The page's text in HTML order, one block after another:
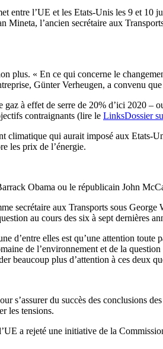
l’UE et les Etats-Unis les 9 et 10
l’ancien secrétaire aux
plus. « En ce qui concerne le
Günter Verheugen, a convenu
à effet de serre de 20% d’ici 2020 –
contraignants (lire le LinksDossier
qui aurait imposé aux Etats-
les prix de l’énergie.
Obama ou le républicain John
aux Transports sous George
au cours des six à sept dernières
d’entre elles est qu’une attention toute
de l’environnement et de la
plus d’attention à ces deux
s’assurer du succès des conclusions
les tensions.
a rejeté une initiative de la